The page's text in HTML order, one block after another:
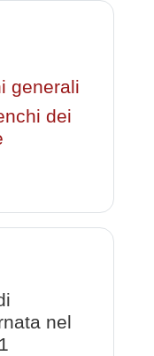
generali
dei
nel